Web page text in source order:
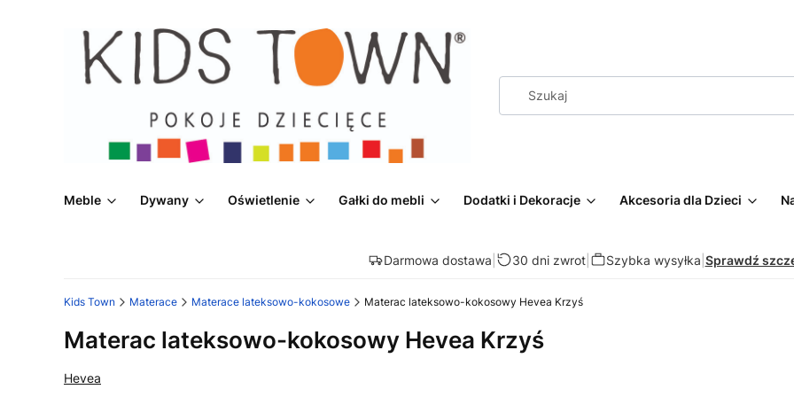
Meble Dywany Oświetlenie Gałki do mebli Dodatki i Dekoracje Akcesoria dla Dzieci
Darmowa dostawa 30 dni zwrot| Szybka wysyłka Sprawdź
Kids Town Materace Materace lateksowo-kokosowe Materac lateksowo-kokosowy Hevea Krzyś
Materac lateksowo-kokosowy Hevea Krzyś
Hevea